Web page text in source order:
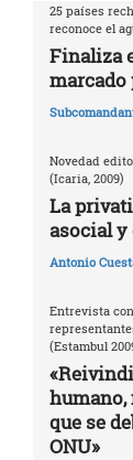
25 países
reconoce el
Finaliza
Novedad
(Icaria, 2009)
La
asocial
Antonio
Entrevista
(Estambul
humano,
que se
ONU»